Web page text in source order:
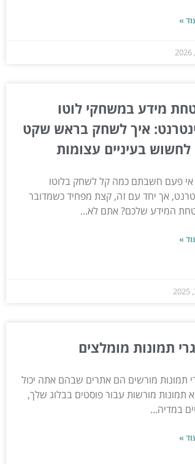
»
מידע במשחקי לוטו
איך לשחק בראש שקט
לחשוש בעיניים עצומות
פעם חשבתם כמה קל לשחק בלוטו
אך יחד עם זה, קצת מפחיד כשמדובר
המידע שלכם? אתם לא...
»
תמונות מומלצים
תמונות מורשים הם אתרים שבהם אתה יכול
תמונות מורשות עבור פוסטים בבלוג שלך,
במדיה...
»